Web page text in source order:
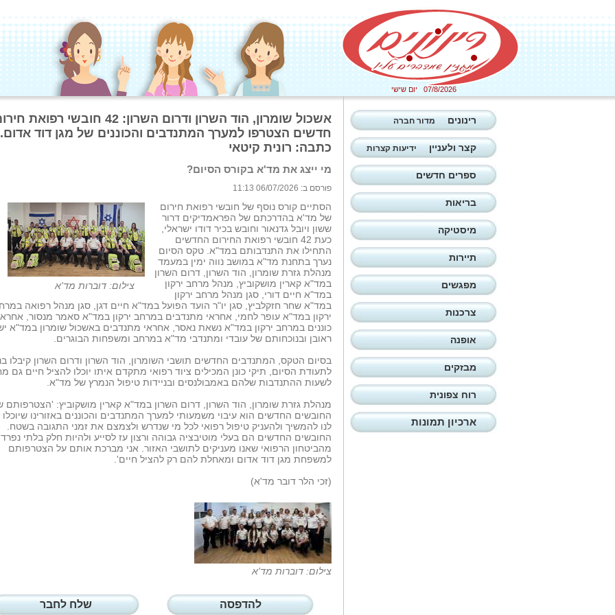
07/8/2026 יום שישי
אשכול שומרון, הוד השרון ודרום השרון: 42 חובשי רפואת
חדשים הצטרפו למערך המתנדבים והכוננים של מגן דוד אדום.
כתבה: רונית קיטאי
מי ייצג את מד'א בקורס הסיום?
פורסם ב: 06/07/2026 11:13
צילום: דוברות מד'א
הסתיים קורס נוסף של חובשי רפואת חירום
של מד'א בהדרכתם של הפראמדיקים דרור
ששון ויובל גדנאור וחובש בכיר דודו ישראלי,
כעת 42 חובשי רפואת החירום החדשים
התחילו את התנדבותם במד"א. טקס הסיום
נערך בתחנת מד"א במושב נווה ימין במעמד
מנהלת גזרת שומרון, הוד השרון, דרום השרון
במד"א קארין מושקוביץ, מנהל מרחב ירקון
במד"א חיים דורי, סגן מנהל מרחב ירקון
במד"א שחר חזקלביץ, סגן יו"ר הועד הפועל במד"א חיים דגן, סגן מנהל רפואה
ירקון במד"א עופר לחמי, אחראי מתנדבים במרחב ירקון במד"א סאמר מנסור,
כוננים במרחב ירקון במד"א נשאת נאסר, אחראי מתנדבים באשכול שומרון במד"א
ראובן ובנוכחותם של עובדי ומתנדבי מד"א במרחב ומשפחות הבוגרים.
בסיום הטקס, המתנדבים החדשים תושבי השומרון, הוד השרון ודרום השרון קיבלו
לתעודת הסיום, תיקי כונן המכילים ציוד רפואי מתקדם איתו יוכלו להציל חיים גם
לשעות ההתנדבות שלהם באמבולנסים ובניידות טיפול הנמרץ של מד"א.
החובשים החדשים הוא עיבוי משמעותי למערך המתנדבים והכוננים באזורינו שיוכלו
לנו להמשיך ולהעניק טיפול רפואי לכל מי שנדרש ולצמצם את זמני התגובה בשטח.
החובשים החדשים הם בעלי מוטיבציה גבוהה ורצון עז לסייע ולהיות חלק בלתי נפרד
מהביטחון הרפואי שאנו מעניקים לתושבי האזור. אני מברכת אותם על הצטרפותם
למשפחת מגן דוד אדום ומאחלת להם רק להציל חיים'.
(זכי הלר דובר מד'א)
צילום: דוברות מד'א
שלח לחבר להדפסה
רינונים מדור חברה
קצר ולעניין ידיעות קצרות
ספרים חדשים
בריאות
מיסטיקה
תיירות
מפגשים
צרכנות
אופנה
מבזקים
רוח צפונית
ארכיון תמונות